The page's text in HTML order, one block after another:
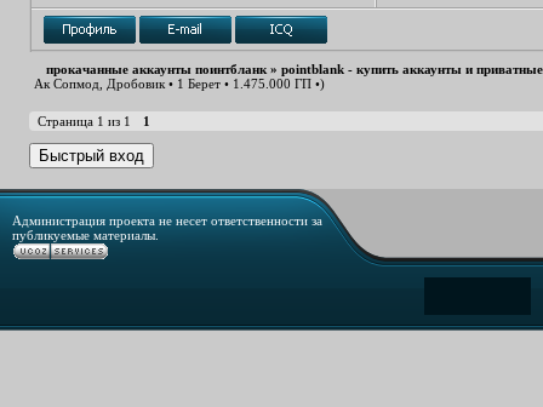
прокачанные аккаунты поинтбланк » pointblank - купить аккаунты и
Ак Сопмод, Дробовик • 1 Берет • 1.475.000 ГП •)
Страница 1 из 1 1
Администрация проекта не несет ответственности за
публикуемые материалы.